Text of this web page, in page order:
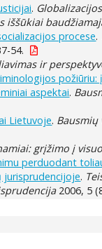
.
iššūkiai
procese.
54.
ir
požiūriu:
aspektai.
Lietuvoje. Bausmių
grįžimo į
perduodant
jurisprudencijoje.
2006, 5